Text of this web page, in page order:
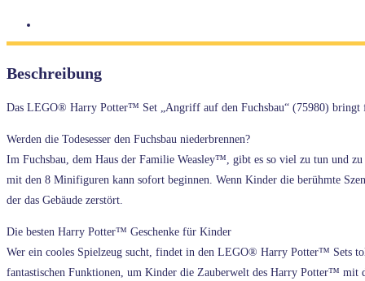
Beschreibung
Das LEGO® Harry Potter™ Set „Angriff auf den Fuchsbau“ (75980) bringt
Werden die Todesesser den Fuchsbau niederbrennen?
Im Fuchsbau, dem Haus der Familie Weasley™, gibt es so viel zu tun und
mit den 8 Minifiguren kann sofort beginnen. Wenn Kinder die berühmte
der das Gebäude zerstört.
Die besten Harry Potter™ Geschenke für Kinder
Wer ein cooles Spielzeug sucht, findet in den LEGO® Harry Potter™ Sets
fantastischen Funktionen, um Kinder die Zauberwelt des Harry Potter™ mit